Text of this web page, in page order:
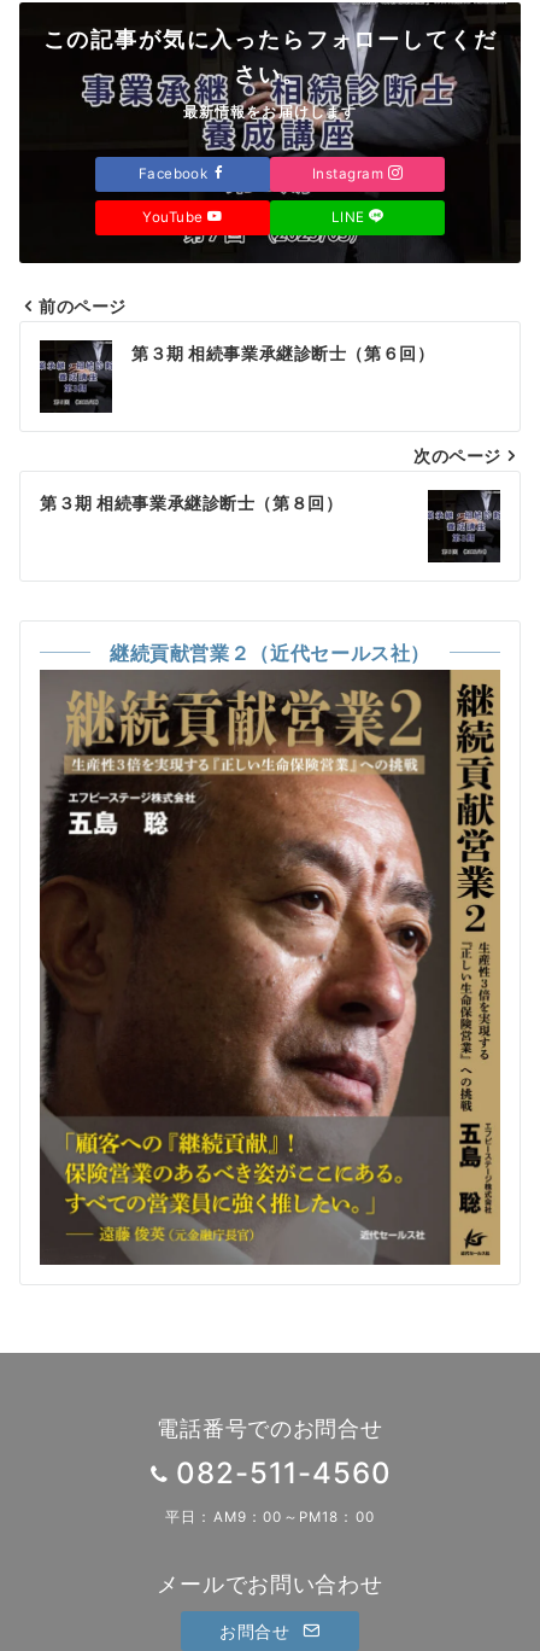
この記事が気に入ったらフォローしてくだ
さい。
最新情報をお届けします
Facebook Instagram
YouTube LINE
投
稿
ナ
ビ
ゲ
シ
ョ
ン
前のページ
第３期 相続事業承継診断士（第６回）
次のページ
第３期 相続事業承継診断士（第８回）
継続貢献営業２（近代セールス社）
電話番号でのお問合せ
082-511-4560
平日：AM9：00～PM18：00
メールでお問い合わせ
お問合せ